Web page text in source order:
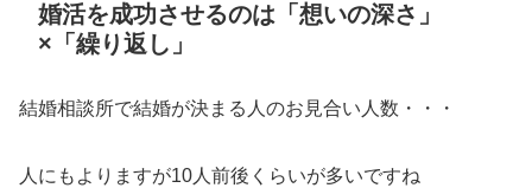
婚活を成功させるのは「想いの深さ」
×「繰り返し」
結婚相談所で結婚が決まる人のお見合い人数・・・
人にもよりますが10人前後くらいが多いですね